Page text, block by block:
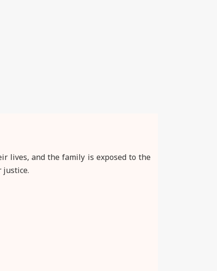
lives, and the family is exposed to the
justice.